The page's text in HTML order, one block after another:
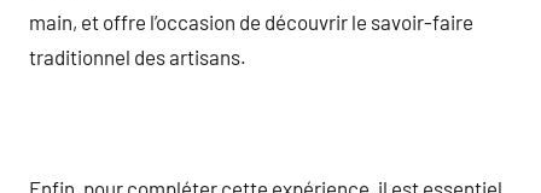
main, et offre l’occasion de découvrir le savoir-faire
traditionnel des artisans.
Enfin, pour compléter cette expérience, il est essentiel